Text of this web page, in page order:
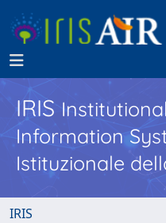
IRIS
Information
Istituzionale
IRIS